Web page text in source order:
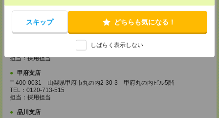
スキップ どちらも気になる！
しばらく表示しない
担当：採用担当
藤沢支店
神奈川県藤沢市鵠沼石上1丁目5番2号
担当：採用担当
甲府支店
〒400-0031 山梨県甲府市丸の内2-30-3 甲府丸の内ビル5階
TEL：0120-713-515
担当：採用担当
品川支店